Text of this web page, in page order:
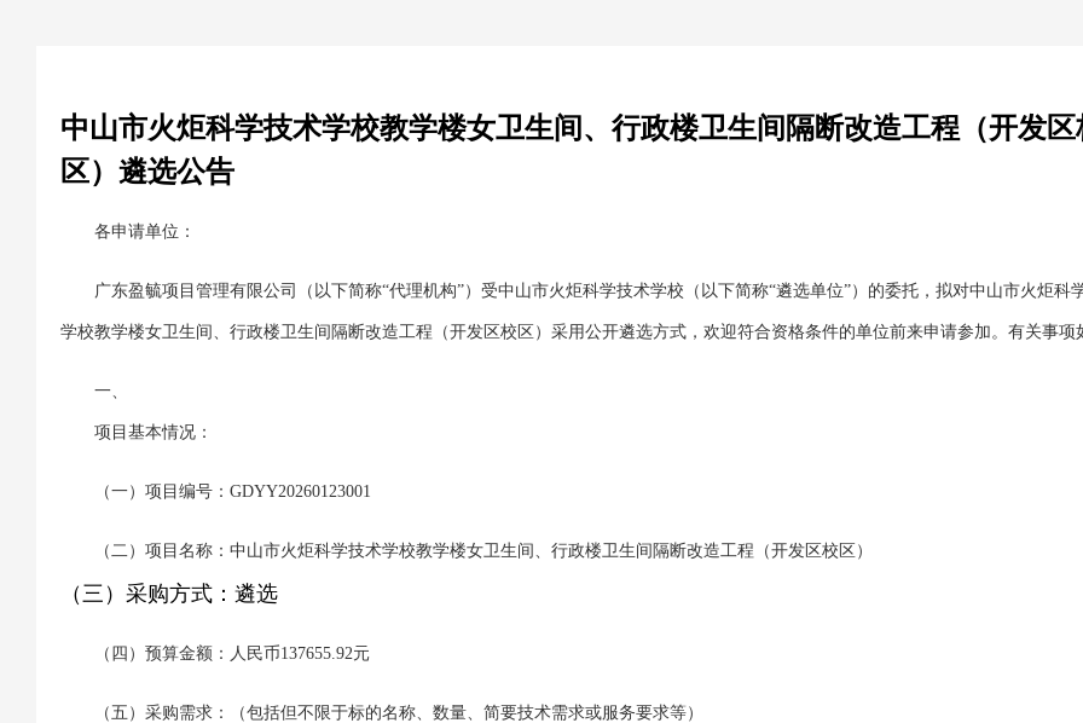
中山市火炬科学技术学校教学楼女卫生间、行政楼卫生间隔断改造工程（开发区
区）遴选公告
各申请单位：
广东盈毓项目管理有限公司（以下简称“代理机构”）受中山市火炬科学技术学校（以下简称“遴选单位”）的委托，拟对中山市火炬科
学校教学楼女卫生间、行政楼卫生间隔断改造工程（开发区校区）采用公开遴选方式，欢迎符合资格条件的单位前来申请参加。有关事项
一、
项目基本情况：
（一）项目编号：GDYY20260123001
（二）项目名称：中山市火炬科学技术学校教学楼女卫生间、行政楼卫生间隔断改造工程（开发区校区）
（三）采购方式：遴选
（四）预算金额：人民币137655.92元
（五）采购需求：（包括但不限于标的名称、数量、简要技术需求或服务要求等）